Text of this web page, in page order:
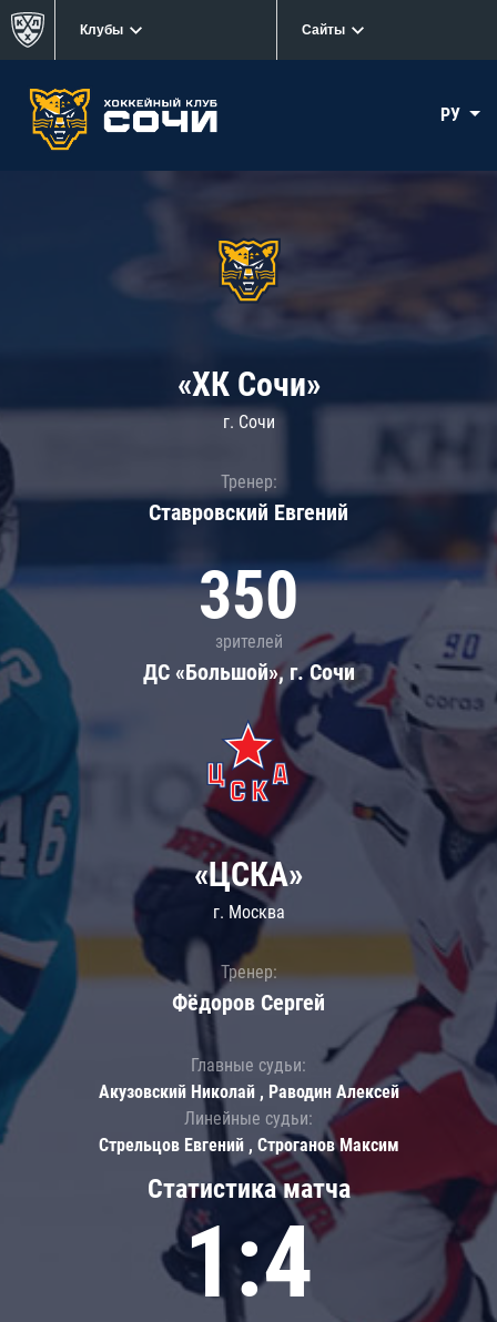
Клубы Сайты
РУ
«ХК Сочи»
г. Сочи
Тренер:
Ставровский Евгений
350
зрителей
ДС «Большой», г. Сочи
Статистика матча
1:4
«ЦСКА»
г. Москва
Тренер:
Фёдоров Сергей
Главные судьи:
Акузовский Николай , Раводин Алексей
Линейные судьи:
Стрельцов Евгений , Строганов Максим